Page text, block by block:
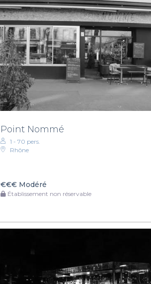
Point Nommé
1 - 70 pers.
Rhône
€€€Modéré
Établissement non réservable